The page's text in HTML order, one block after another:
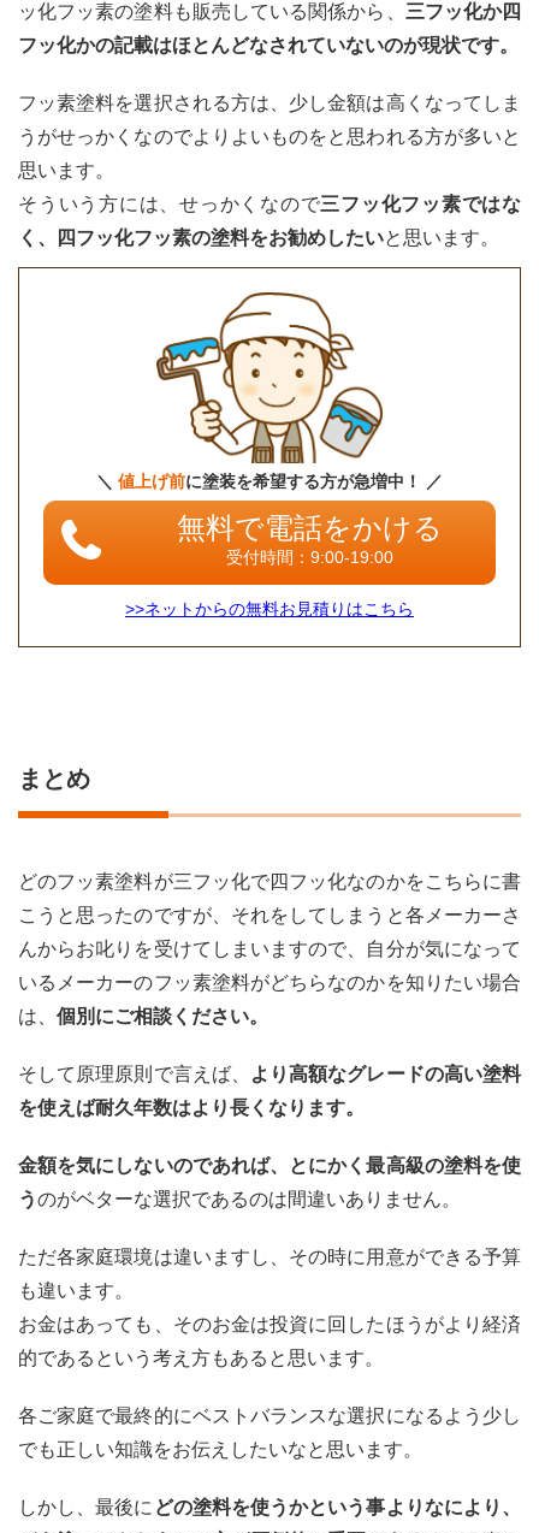
ッ化フッ素の塗料も販売している関係から、 三フッ化か四
フッ化かの記載はほとんどなされていないのが現状です。
フッ素塗料を選択される方は、少し金額は高くなってしま
うがせっかくなのでよりよいものをと思われる方が多いと
思います。
そういう方には、せっかくなので三フッ化フッ素ではな
く、四フッ化フッ素の塗料をお勧めしたいと思います。
＼ 値上げ前に塗装を希望する方が急増中！ ／
無料で電話をかける
受付時間：9:00-19:00
>>ネットからの無料お見積りはこちら
まとめ
どのフッ素塗料が三フッ化で四フッ化なのかをこちらに書
こうと思ったのですが、それをしてしまうと各メーカーさ
んからお叱りを受けてしまいますので、自分が気になって
いるメーカーのフッ素塗料がどちらなのかを知りたい場合
は、 個別にご相談ください。
そして原理原則で言えば、
より高額なグレードの高い塗料
を使えば耐久年数はより長くなります。
金額を気にしないのであれば、とにかく最高級の塗料を使
うのがベターな選択であるのは間違いありません。
ただ各家庭環境は違いますし、その時に用意ができる予算
も違います。
お金はあっても、そのお金は投資に回したほうがより経済
的であるという考え方もあると思います。
各ご家庭で最終的にベストバランスな選択になるよう少し
でも正しい知識をお伝えしたいなと思います。
しかし、最後に どの塗料を使うかという事よりなにより、